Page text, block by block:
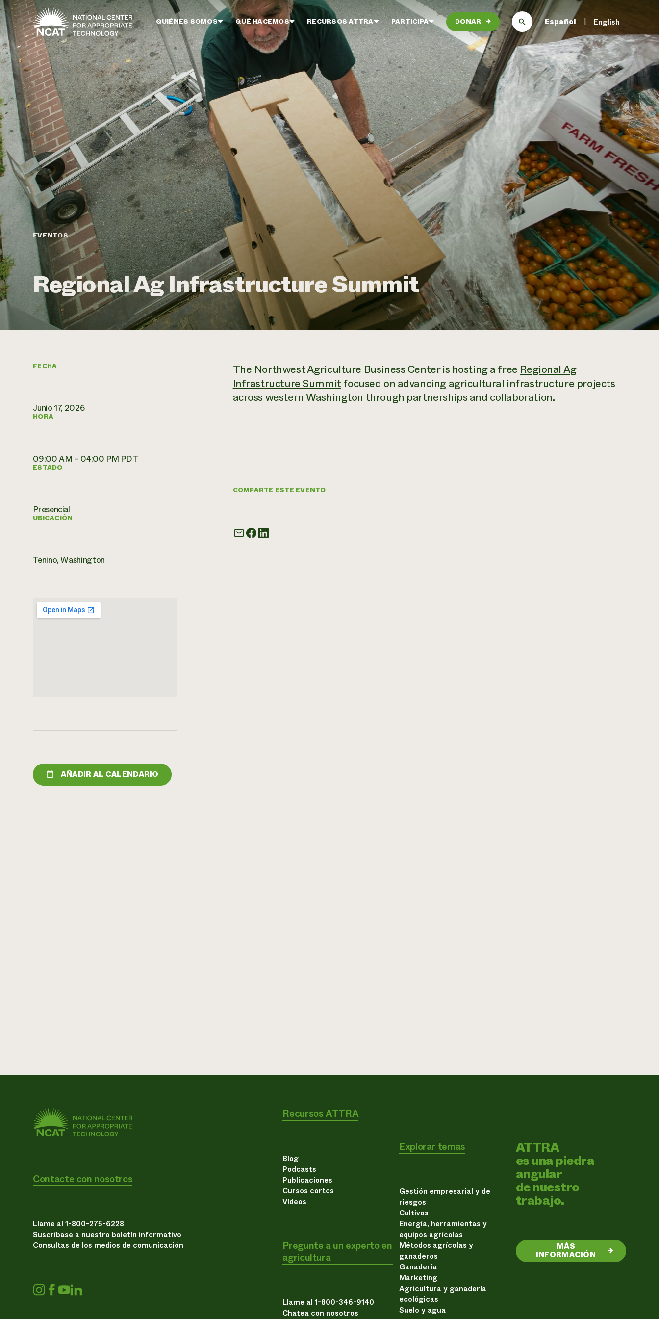
Ir al contenido principal
QUIÉNES SOMOS QUÉ HACEMOS RECURSOS ATTRA PARTICIPA DONAR → Español English
EVENTOS
Regional Ag Infrastructure Summit
FECHA
Junio 17, 2026
HORA
09:00 AM – 04:00 PM PDT
ESTADO
Presencial
UBICACIÓN
Tenino, Washington
AÑADIR AL CALENDARIO
The Northwest Agriculture Business Center is hosting a free Regional Ag
Infrastructure Summitfocused on advancing agricultural infrastructure projects
across western Washington through partnerships and collaboration.
COMPARTE ESTE EVENTO
Contacte con nosotros
Llame al 1-800-275-6228
Suscríbase a nuestro boletín informativo
Consultas de los medios de comunicación
Recursos ATTRA
Blog
Podcasts
Publicaciones
Cursos cortos
Vídeos
Pregunte a un experto en
agricultura
Llame al 1-800-346-9140
Chatea con nosotros
Explorar temas
Gestión empresarial y de
riesgos
Cultivos
Energía, herramientas y
equipos agrícolas
Métodos agrícolas y
ganaderos
Ganadería
Marketing
Agricultura y ganadería
ecológicas
Suelo y agua
ATTRA
es una piedra
angular
de nuestro
trabajo.
MÁS
INFORMACIÓN →